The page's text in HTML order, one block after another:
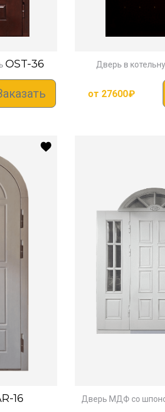
OST-36 Дверь в
от 27600₽
16 Дверь МДФ со